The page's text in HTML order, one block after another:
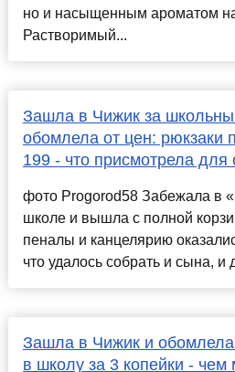
но и насыщенным ароматом
Растворимый...
Зашла в Чижик за
обомлела от цен: рюкзаки
199 - что присмотрела для
фото Progorod58 Забежала в
школе и вышла с полной
пеналы и канцелярию
что удалось собрать и сына, и
Зашла в Чижик и обомлела
в школу за 3 копейки -